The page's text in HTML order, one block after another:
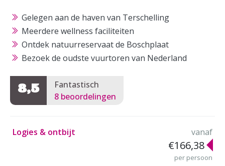
Gelegen aan de haven van Terschelling
Meerdere wellness faciliteiten
Ontdek natuurreservaat de Boschplaat
Bezoek de oudste vuurtoren van Nederland
8,5
Fantastisch
8 beoordelingen
Logies & ontbijt vanaf
€166,38
per persoon